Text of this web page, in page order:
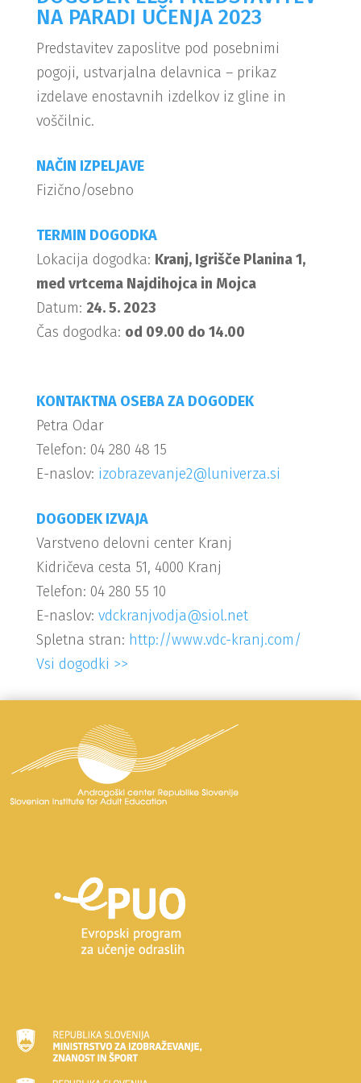
NA PARADI UČENJA 2023
Predstavitev zaposlitve pod posebnimi
pogoji, ustvarjalna delavnica – prikaz
izdelave enostavnih izdelkov iz gline in
voščilnic.
NAČIN IZPELJAVE
Fizično/osebno
TERMIN DOGODKA
Lokacija dogodka: Kranj, Igrišče Planina 1,
med vrtcema Najdihojca in Mojca
Datum: 24. 5. 2023
Čas dogodka: od 09.00 do 14.00
KONTAKTNA OSEBA ZA DOGODEK
Petra Odar
Telefon: 04 280 48 15
E-naslov: izobrazevanje2@luniverza.si
DOGODEK IZVAJA
Varstveno delovni center Kranj
Kidričeva cesta 51, 4000 Kranj
Telefon: 04 280 55 10
E-naslov: vdckranjvodja@siol.net
Spletna stran: http://www.vdc-kranj.com/
Vsi dogodki >>